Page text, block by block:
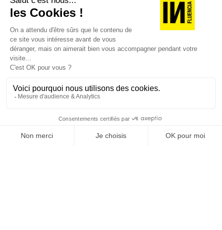
JE M'ABONNE 1 AN - 4 NUM.
JE DÉCOUVRE LES NUMÉROS PRÉCÉDENTS
Je suis déjà abonné(e) :
version digitale